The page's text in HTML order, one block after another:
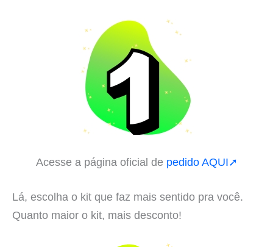
Acesse a página oficial de pedido AQUI➚
Lá, escolha o kit que faz mais sentido pra você.
Quanto maior o kit, mais desconto!